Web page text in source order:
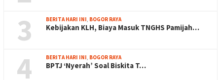
3 BERITA HARI INI, BOGOR RAYA
Kebijakan KLH, Biaya Masuk TNGHS Pamijah…
4 BERITA HARI INI, BOGOR RAYA
BPTJ ‘Nyerah’ Soal Biskita T…